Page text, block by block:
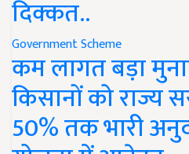
दिक्कत..
Government Scheme
कम लागत बड़ा
किसानों को राज्य
50% तक भारी